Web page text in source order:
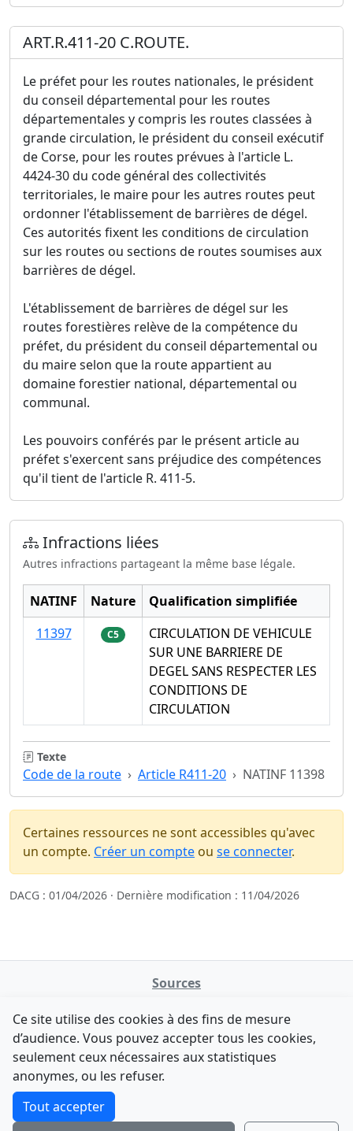
ART.R.411-20 C.ROUTE.
Le préfet pour les routes nationales, le président
du conseil départemental pour les routes
départementales y compris les routes classées à
grande circulation, le président du conseil exécutif
de Corse, pour les routes prévues à l'article L.
4424-30 du code général des collectivités
territoriales, le maire pour les autres routes peut
ordonner l'établissement de barrières de dégel.
Ces autorités fixent les conditions de circulation
sur les routes ou sections de routes soumises aux
barrières de dégel.
L'établissement de barrières de dégel sur les
routes forestières relève de la compétence du
préfet, du président du conseil départemental ou
du maire selon que la route appartient au
domaine forestier national, départemental ou
communal.
Les pouvoirs conférés par le présent article au
préfet s'exercent sans préjudice des compétences
qu'il tient de l'article R. 411-5.
Infractions liées
Autres infractions partageant la même base légale.
NATINF Nature
Qualification simplifiée
11397
C5
CIRCULATION DE VEHICULE
SUR UNE BARRIERE DE
DEGEL SANS RESPECTER LES
CONDITIONS DE
CIRCULATION
Texte
Code de la route Article R411-20 NATINF 11398
Certaines ressources ne sont accessibles qu'avec
un compte. Créer un compte ou se connecter.
DACG : 01/04/2026 · Dernière modification : 11/04/2026
Sources
data.gouv.fr
Legifrance - API
Contact
F-Droid·App Store
Tchap
Comment avez-vous découvert NATINFo ?
Une courte réponse suffit (500 caractères max).
Ce site utilise des cookies à des fins de mesure
d’audience. Vous pouvez accepter tous les cookies,
seulement ceux nécessaires aux statistiques
anonymes, ou les refuser.
Tout accepter